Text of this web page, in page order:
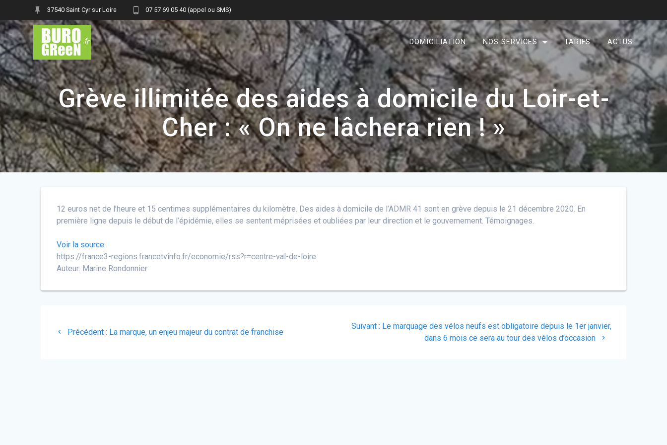
content
37540 Saint Cyr sur Loire 07 57 69 05 40 (appel ou SMS)
DOMICILIATION NOS SERVICES TARIFS ACTUS
Grève illimitée des aides à domicile du Loir-et-
Cher : « On ne lâchera rien ! »
12 euros net de l’heure et 15 centimes supplémentaires du kilomètre. Des aides à domicile de l’ADMR 41 sont en grève depuis le 21 décembre 2020. En
première ligne depuis le début de l’épidémie, elles se sentent méprisées et oubliées par leur direction et le gouvernement. Témoignages.
Voir la source
https://france3-regions.francetvinfo.fr/economie/rss?r=centre-val-de-loire
Auteur: Marine Rondonnier
de
Précédent : Article
La marque, un enjeu majeur du contrat de franchise
Suivant : Article
Le marquage des vélos neufs est obligatoire depuis le 1er janvier,
dans 6 mois ce sera au tour des vélos d’occasion